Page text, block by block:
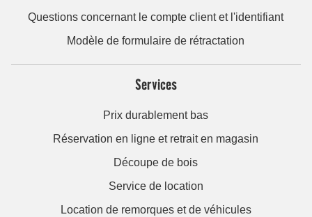
Questions concernant le compte client et l'identifiant
Modèle de formulaire de rétractation
Services
Prix durablement bas
Réservation en ligne et retrait en magasin
Découpe de bois
Service de location
Location de remorques et de véhicules